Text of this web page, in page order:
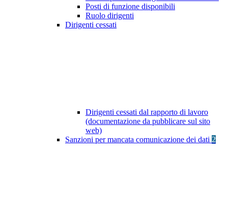
Posti di funzione disponibili
Ruolo dirigenti
Dirigenti cessati
Dirigenti cessati dal rapporto di lavoro
(documentazione da pubblicare sul sito
web)
Sanzioni per mancata comunicazione dei dati 2